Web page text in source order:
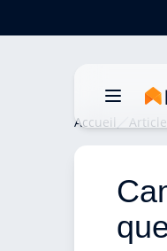
Accueil Article